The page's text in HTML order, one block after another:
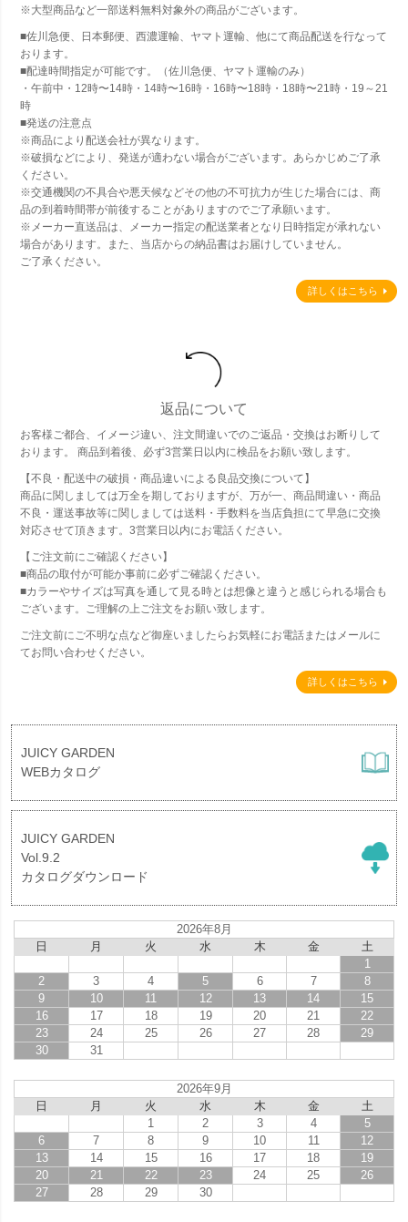
※大型商品など一部送料無料対象外の商品がございます。
■佐川急便、日本郵便、西濃運輸、ヤマト運輸、他にて商品配送を行なって
おります。
■配達時間指定が可能です。（佐川急便、ヤマト運輸のみ）
・午前中・12時〜14時・14時〜16時・16時〜18時・18時〜21時・19～21
時
■発送の注意点
※商品により配送会社が異なります。
※破損などにより、発送が適わない場合がございます。あらかじめご了承
ください。
※交通機関の不具合や悪天候などその他の不可抗力が生じた場合には、商
品の到着時間帯が前後することがありますのでご了承願います。
※メーカー直送品は、メーカー指定の配送業者となり日時指定が承れない
場合があります。また、当店からの納品書はお届けしていません。
ご了承ください。
詳しくはこちら
返品について
お客様ご都合、イメージ違い、注文間違いでのご返品・交換はお断りして
おります。 商品到着後、必ず3営業日以内に検品をお願い致します。
【不良・配送中の破損・商品違いによる良品交換について】
商品に関しましては万全を期しておりますが、万が一、商品間違い・商品
不良・運送事故等に関しましては送料・手数料を当店負担にて早急に交換
対応させて頂きます。3営業日以内にお電話ください。
【ご注文前にご確認ください】
■商品の取付が可能か事前に必ずご確認ください。
■カラーやサイズは写真を通して見る時とは想像と違うと感じられる場合も
ございます。ご理解の上ご注文をお願い致します。
ご注文前にご不明な点など御座いましたらお気軽にお電話またはメールに
てお問い合わせください。
詳しくはこちら
JUICY GARDEN
WEBカタログ
JUICY GARDEN
Vol.9.2
カタログダウンロード
2026年8月
日
月 火 水 木 金
土
1
2
3 4 5 6 7
8
9
10 11 12 13 14
15
16
17 18 19 20 21
22
23
24 25 26 27 28
29
30
31
2026年9月
日
月 火 水 木 金
土
1
2 3 4
5
6
7 8 9 10 11
12
13
14 15 16 17 18
19
20
21 22 23 24 25
26
27
28 29 30